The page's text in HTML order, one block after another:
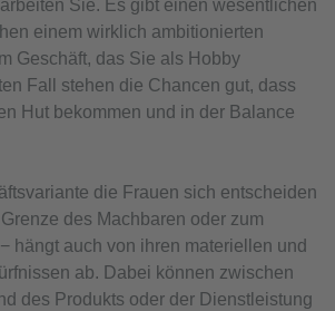
Sie. Es gibt einen wesentlichen
einem wirklich ambitionierten
Geschäft, das Sie als Hobby
Fall stehen die Chancen gut, dass
Hut bekommen und in der Balance
die Frauen sich entscheiden
des Machbaren oder zum
hängt auch von ihren materiellen und
ab. Dabei können zwischen
des Produkts oder der Dienstleistung